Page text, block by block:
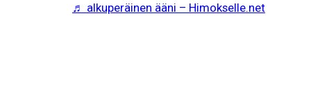
♬ alkuperäinen ääni – Himokselle.net